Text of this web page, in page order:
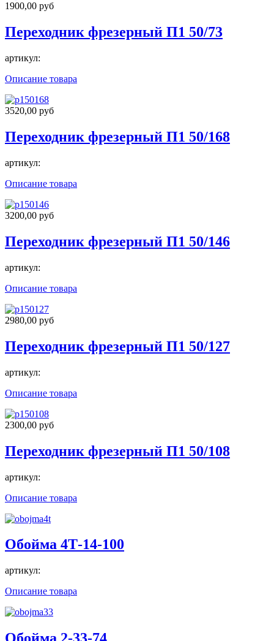
1900,00 руб
Переходник фрезерный П1 50/73
артикул:
Описание товара
3520,00 руб
Переходник фрезерный П1 50/168
артикул:
Описание товара
3200,00 руб
Переходник фрезерный П1 50/146
артикул:
Описание товара
2980,00 руб
Переходник фрезерный П1 50/127
артикул:
Описание товара
2300,00 руб
Переходник фрезерный П1 50/108
артикул:
Описание товара
Обойма 4Т-14-100
артикул:
Описание товара